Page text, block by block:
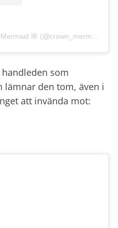
som
den tom, även i
att invända mot: